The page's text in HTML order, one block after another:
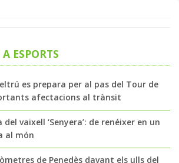
ESPORTS
es prepara per al pas del Tour de
afectacions al trànsit
del vaixell ‘Senyera’: de renéixer en un
al món
de Penedès davant els ulls del